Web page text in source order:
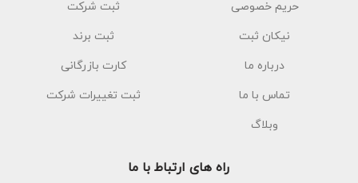
حریم خصوصی
نیکان ثبت
درباره ما
تماس با ما
وبلاگ
ثبت شرکت
ثبت برند
کارت بازرگانی
ثبت تغییرات شرکت
راه های ارتباط با ما